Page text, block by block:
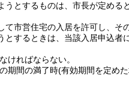
とするものは、市長が定める
て市営住宅の入居を許可し、そ
とするときは、当該入居申込者
ければならない。
期間の満了時(有効期間を定め